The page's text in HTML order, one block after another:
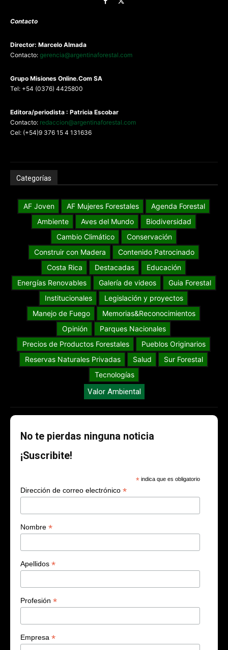
Contacto
Director: Marcelo Almada
Contacto: gerencia@argentinaforestal.com
Grupo Misiones Online.Com SA
Tel: +54 (0376) 4425800
Editora/periodista : Patricia Escobar
Contacto: redaccion@argentinaforestal.com
Cel: (+54)9 376 15 4 131636
Categorías
AF Joven AF Mujeres Forestales
Agenda Forestal
Ambiente
Aves del Mundo
Biodiversidad
Cambio Climático
Conservación
Construir con Madera
Contenido Patrocinado
Costa Rica
Destacadas
Educación
Energías Renovables
Galería de videos
Guia Forestal
Institucionales
Legislación y proyectos
Manejo de Fuego
Memorias&Reconocimientos
Opinión
Parques Nacionales
Precios de Productos Forestales
Pueblos Originarios
Reservas Naturales Privadas
Salud
Sur Forestal
Tecnologías
Valor Ambiental
No te pierdas ninguna noticia
¡Suscribite!
* indica que es obligatorio
Dirección de correo electrónico *
Nombre *
Apellidos *
Profesión *
Empresa *